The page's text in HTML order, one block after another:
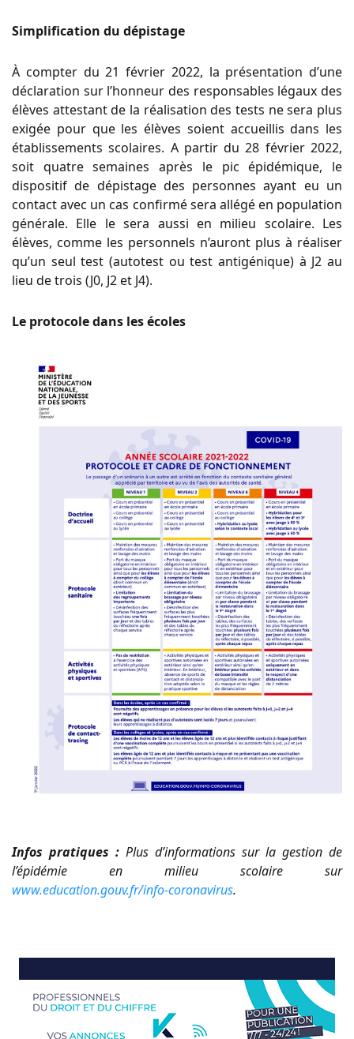
Simplification du dépistage
À compter du 21 février 2022, la présentation d’une
déclaration sur l’honneur des responsables légaux des
élèves attestant de la réalisation des tests ne sera plus
exigée pour que les élèves soient accueillis dans les
établissements scolaires. A partir du 28 février 2022,
soit quatre semaines après le pic épidémique, le
dispositif de dépistage des personnes ayant eu un
contact avec un cas confirmé sera allégé en population
générale. Elle le sera aussi en milieu scolaire. Les
élèves, comme les personnels n’auront plus à réaliser
qu’un seul test (autotest ou test antigénique) à J2 au
lieu de trois (J0, J2 et J4).
Le protocole dans les écoles
Infos pratiques : Plus d’informations sur la gestion de
l’épidémie en milieu scolaire sur
www.education.gouv.fr/info-coronavirus.